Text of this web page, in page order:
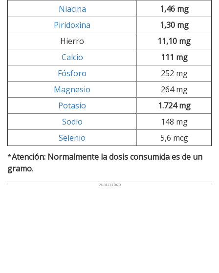
Niacina
1,46 mg
Piridoxina
1,30 mg
Hierro
11,10 mg
Calcio
111 mg
Fósforo
252 mg
Magnesio
264 mg
Potasio
1.724 mg
Sodio
148 mg
Selenio
5,6 mcg
*Atención: Normalmente la dosis consumida es de un
gramo.